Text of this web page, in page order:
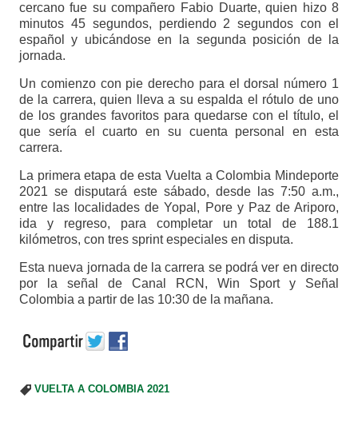
cercano fue su compañero Fabio Duarte, quien hizo 8
minutos 45 segundos, perdiendo 2 segundos con el
español y ubicándose en la segunda posición de la
jornada.
Un comienzo con pie derecho para el dorsal número 1
de la carrera, quien lleva a su espalda el rótulo de uno
de los grandes favoritos para quedarse con el título, el
que sería el cuarto en su cuenta personal en esta
carrera.
La primera etapa de esta Vuelta a Colombia Mindeporte
2021 se disputará este sábado, desde las 7:50 a.m.,
entre las localidades de Yopal, Pore y Paz de Ariporo,
ida y regreso, para completar un total de 188.1
kilómetros, con tres sprint especiales en disputa.
Esta nueva jornada de la carrera se podrá ver en directo
por la señal de Canal RCN, Win Sport y Señal
Colombia a partir de las 10:30 de la mañana.
VUELTA A COLOMBIA 2021